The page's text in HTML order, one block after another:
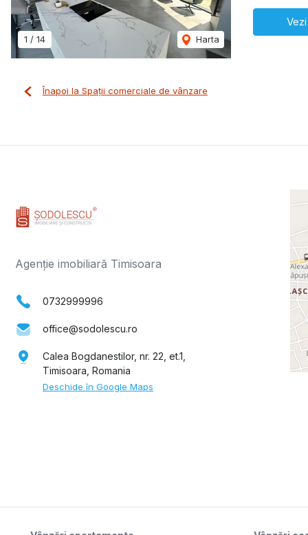
1 / 14 Harta
Înapoi la Spații comerciale de vânzare
Agenție imobiliară Timisoara
0732999996
office@sodolescu.ro
Calea Bogdanestilor, nr. 22, et.1,
Timisoara, Romania
Deschide în Google Maps